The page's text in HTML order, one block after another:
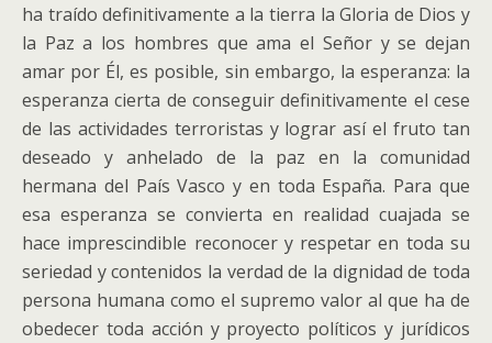
ha traído definitivamente a la tierra la Gloria de Dios y
la Paz a los hombres que ama el Señor y se dejan
amar por Él, es posible, sin embargo, la esperanza: la
esperanza cierta de conseguir definitivamente el cese
de las actividades terroristas y lograr así el fruto tan
deseado y anhelado de la paz en la comunidad
hermana del País Vasco y en toda España. Para que
esa esperanza se convierta en realidad cuajada se
hace imprescindible reconocer y respetar en toda su
seriedad y contenidos la verdad de la dignidad de toda
persona humana como el supremo valor al que ha de
obedecer toda acción y proyecto políticos y jurídicos